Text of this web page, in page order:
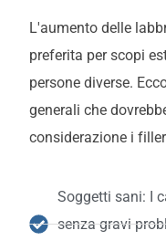
L'aumento delle
preferita per scopi
persone diverse.
generali che
considerazione i
Soggetti sani: I
senza gravi